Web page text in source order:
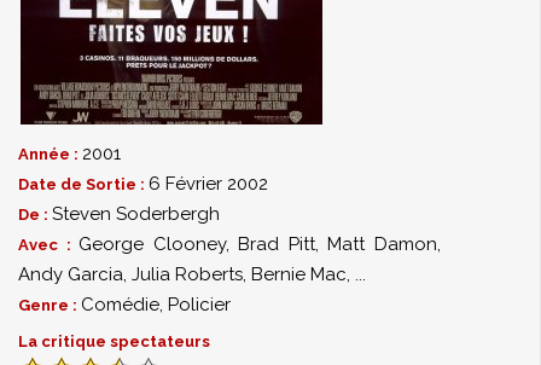
Année : 2001
Date de Sortie : 6 Février 2002
De : Steven Soderbergh
Avec : George Clooney,Brad Pitt,Matt Damon,
Andy Garcia, Julia Roberts, Bernie Mac, ...
Genre : Comédie, Policier
La critique spectateurs